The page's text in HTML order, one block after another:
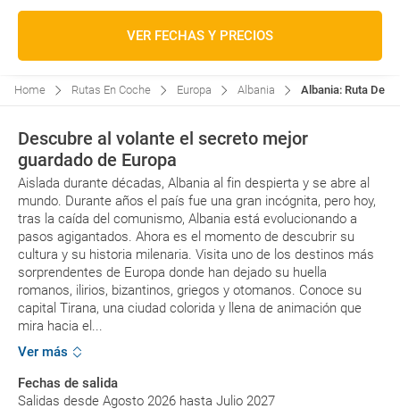
VER FECHAS Y PRECIOS
Home Rutas En Coche Europa Albania Albania: Ruta De
Descubre al volante el secreto mejor
guardado de Europa
Aislada durante décadas, Albania al fin despierta y se abre al
mundo. Durante años el país fue una gran incógnita, pero hoy,
tras la caída del comunismo, Albania está evolucionando a
pasos agigantados. Ahora es el momento de descubrir su
cultura y su historia milenaria. Visita uno de los destinos más
sorprendentes de Europa donde han dejado su huella
romanos, ilirios, bizantinos, griegos y otomanos. Conoce su
capital Tirana, una ciudad colorida y llena de animación que
mira hacia el...
Ver más
Fechas de salida
Salidas desde Agosto 2026 hasta Julio 2027